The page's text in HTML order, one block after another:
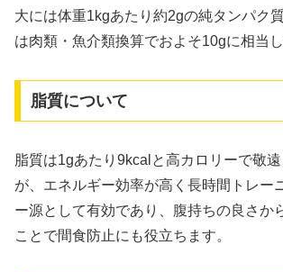
大には体重1kgあたり約2gの純タンパク
は肉類・魚介類換算でおよそ10gに相当し
脂質について
脂質は1gあたり9kcalと高カロリーで敬
が、エネルギー効率が高く長時間トレー
ー源として有効であり、腹持ちの良さか
ことで間食防止にも役立ちます。